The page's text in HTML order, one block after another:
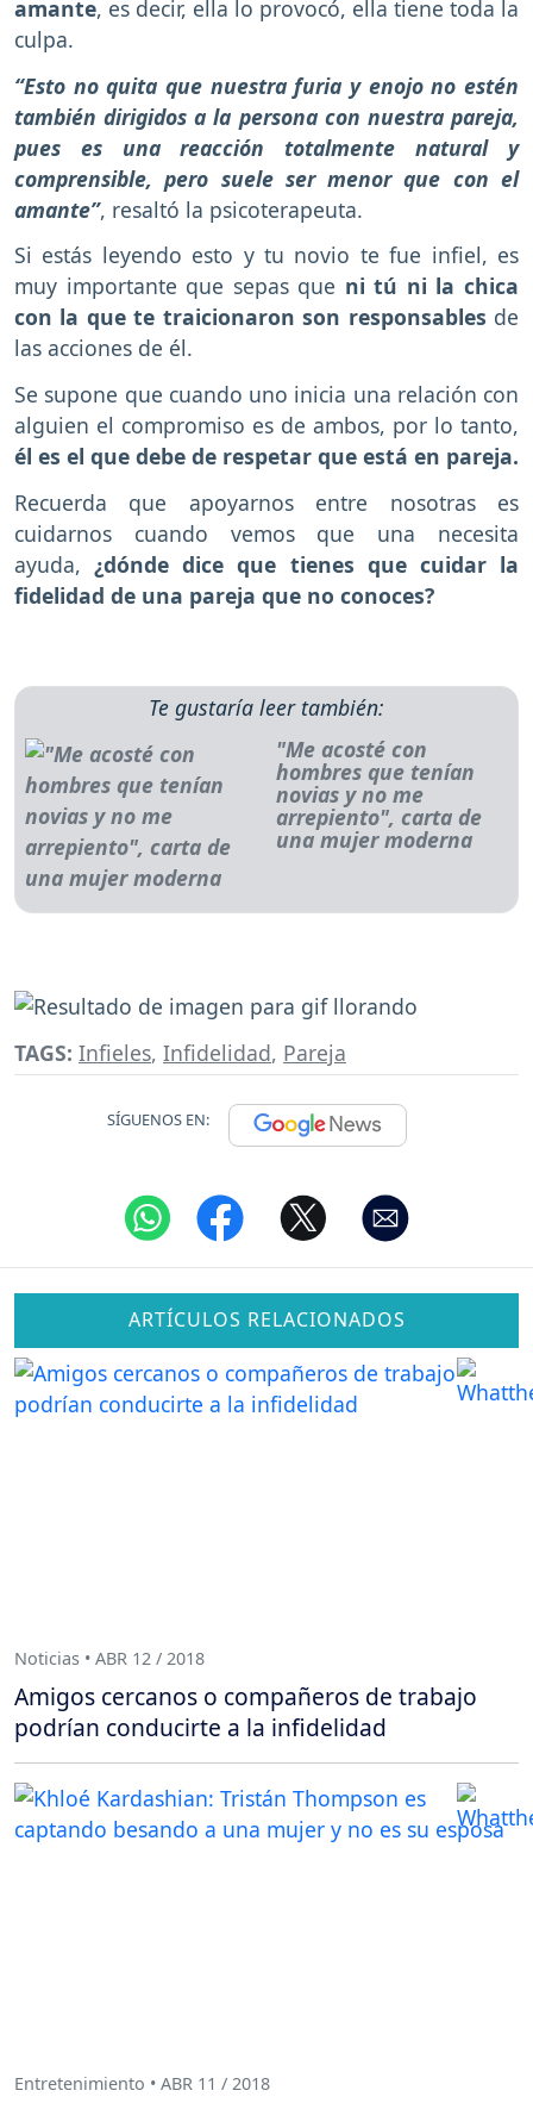
amante, es decir, ella lo provocó, ella tiene toda la
culpa.
“Esto no quita que nuestra furia y enojo no estén
también dirigidos a la persona con nuestra pareja,
pues es una reacción totalmente natural y
comprensible, pero suele ser menor que con el
amante”, resaltó la psicoterapeuta.
Si estás leyendo esto y tu novio te fue infiel, es
muy importante que sepas que ni tú ni la chica
con la que te traicionaron son responsables de
las acciones de él.
Se supone que cuando uno inicia una relación con
alguien el compromiso es de ambos, por lo tanto,
él es el que debe de respetar que está en pareja.
Recuerda que apoyarnos entre nosotras es
cuidarnos cuando vemos que una necesita
ayuda,¿dónde dice que tienes que cuidar la
fidelidad de una pareja que no conoces?
Te gustaría leer también:
"Me acosté con
hombres que tenían
novias y no me
arrepiento", carta de
una mujer moderna
TAGS: Infieles, Infidelidad, Pareja
SÍGUENOS EN:
ARTÍCULOS RELACIONADOS
Noticias • ABR 12 / 2018
Amigos cercanos o compañeros de trabajo
podrían conducirte a la infidelidad
Entretenimiento • ABR 11 / 2018